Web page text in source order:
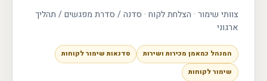
צוותי שימור · הצלחת לקוח · סדנה / סדרת מפגשים / תהליך
ארגוני
המנהל כמאמן מכירות ושירות
סדנאות שימור לקוחות
שימור לקוחות